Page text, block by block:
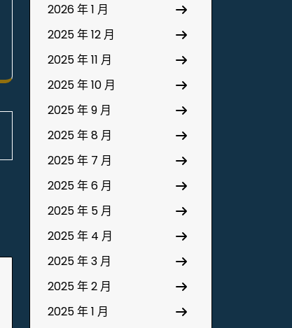
2026 年 1 月
2025 年 12 月
2025 年 11 月
2025 年 10 月
2025 年 9 月
2025 年 8 月
2025 年 7 月
2025 年 6 月
2025 年 5 月
2025 年 4 月
2025 年 3 月
2025 年 2 月
2025 年 1 月